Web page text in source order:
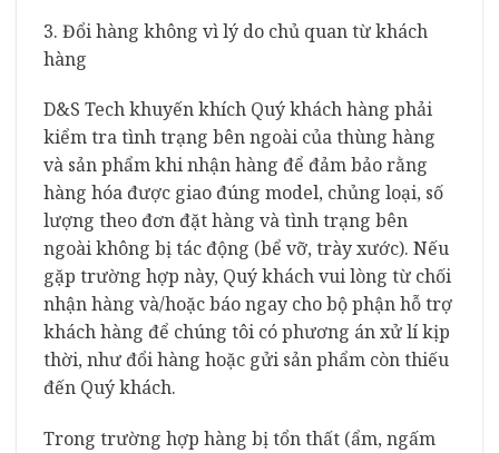
3. Đổi hàng không vì lý do chủ quan từ khách
hàng
D&S Tech khuyến khích Quý khách hàng phải
kiểm tra tình trạng bên ngoài của thùng hàng
và sản phẩm khi nhận hàng để đảm bảo rằng
hàng hóa được giao đúng model, chủng loại, số
lượng theo đơn đặt hàng và tình trạng bên
ngoài không bị tác động (bể vỡ, trày xước). Nếu
gặp trường hợp này, Quý khách vui lòng từ chối
nhận hàng và/hoặc báo ngay cho bộ phận hỗ trợ
khách hàng để chúng tôi có phương án xử lí kịp
thời, như đổi hàng hoặc gửi sản phẩm còn thiếu
đến Quý khách.
Trong trường hợp hàng bị tổn thất (ẩm, ngấm